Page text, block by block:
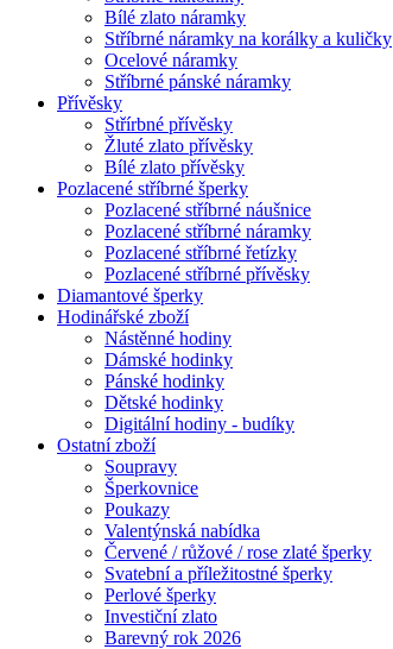
Bílé zlato náramky
Stříbrné náramky na korálky a kuličky
Ocelové náramky
Stříbrné pánské náramky
Přívěsky
Střírbné přívěsky
Žluté zlato přívěsky
Bílé zlato přívěsky
Pozlacené stříbrné šperky
Pozlacené stříbrné náušnice
Pozlacené stříbrné náramky
Pozlacené stříbrné řetízky
Pozlacené stříbrné přívěsky
Diamantové šperky
Hodinářské zboží
Nástěnné hodiny
Dámské hodinky
Pánské hodinky
Dětské hodinky
Digitální hodiny - budíky
Ostatní zboží
Soupravy
Šperkovnice
Poukazy
Valentýnská nabídka
Červené / růžové / rose zlaté šperky
Svatební a příležitostné šperky
Perlové šperky
Investiční zlato
Barevný rok 2026